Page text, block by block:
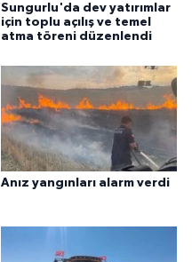
Sungurlu'da dev yatırımlar
için toplu açılış ve temel
atma töreni düzenlendi
Anız yangınları alarm verdi